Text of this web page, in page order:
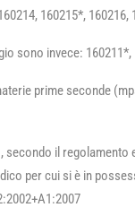
160215*, 160216,
sono invece:
prime seconde
il regolamento
per cui si è in